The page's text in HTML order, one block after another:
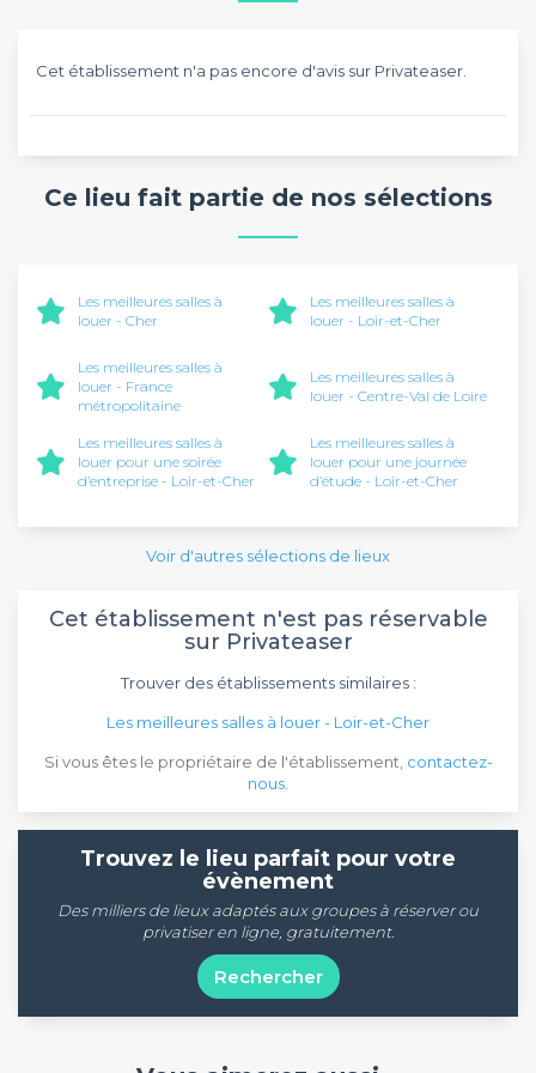
Cet établissement n'a pas encore d'avis sur Privateaser.
Ce lieu fait partie de nos sélections
Les meilleures salles à
louer - Cher
Les meilleures salles à
louer - Loir-et-Cher
Les meilleures salles à
louer - France
métropolitaine
Les meilleures salles à
louer - Centre-Val de Loire
Les meilleures salles à
louer pour une soirée
d’entreprise - Loir-et-Cher
Les meilleures salles à
louer pour une journée
d’étude - Loir-et-Cher
Voir d'autres sélections de lieux
Cet établissement n'est pas réservable
sur Privateaser
Trouver des établissements similaires :
Les meilleures salles à louer - Loir-et-Cher
Si vous êtes le propriétaire de l'établissement, contactez-
nous
Trouvez le lieu parfait pour votre
évènement
Des milliers de lieux adaptés aux groupes à réserver ou
privatiser en ligne, gratuitement.
Rechercher